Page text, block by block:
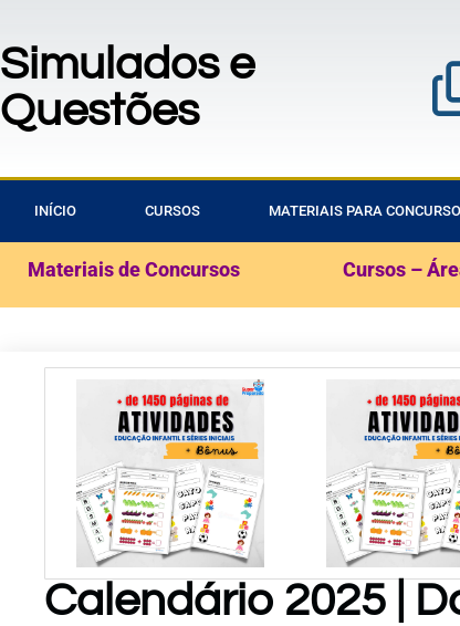
Simulados e
Questões
INÍCIO CURSOS MATERIAIS PARA
Materiais de Concursos Cursos –
Calendário 2025 |